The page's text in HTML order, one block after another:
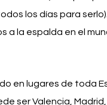
los días para
a la espalda en el
en lugares de toda
ser Valencia, Madrid,